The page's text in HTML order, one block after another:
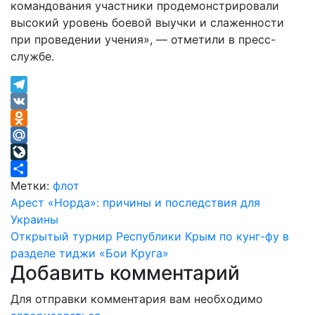
командования участники продемонстрировали
высокий уровень боевой выучки и слаженности
при проведении учения», — отметили в пресс-
службе.
Telegram
VK
Odnoklassniki
Mail.Ru
LiveJournal
Отправить
Метки: флот
Навигация
по
записям
Арест «Норда»: причины и последствия для
Украины
Открытый турнир Республики Крым по кунг-фу в
разделе тиджи «Бои Круга»
Добавить комментарий
Для отправки комментария вам необходимо